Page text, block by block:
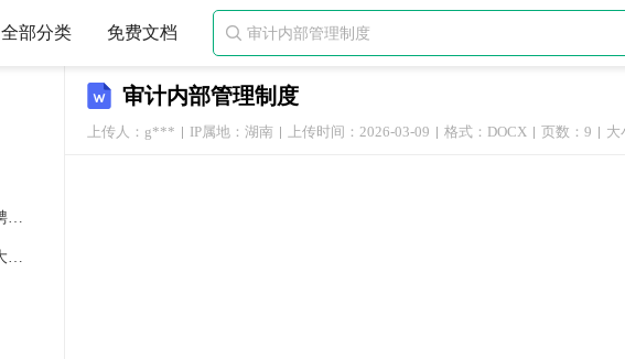
全部分类 免费文档 
审计内部管理制度
上传人：g*** IP属地：湖南 上传时间：2026-03-09 格式：DOCX 页数：9 大
2026河南郑州君鹏综合医院招聘192考试参考试题及答案解析
2026河南商丘民权县消防救援大队政府专职消防员招聘10人笔试模拟试题及答案解析